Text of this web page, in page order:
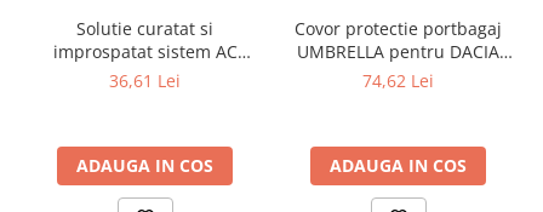
Solutie curatat si
improspatat sistem AC
Protec P6112 Klima fresh -
36,61 Lei
ADAUGA IN COS
Covor protectie portbagaj
UMBRELLA pentru DACIA
SANDERO I2007-2012
74,62 Lei
ADAUGA IN COS